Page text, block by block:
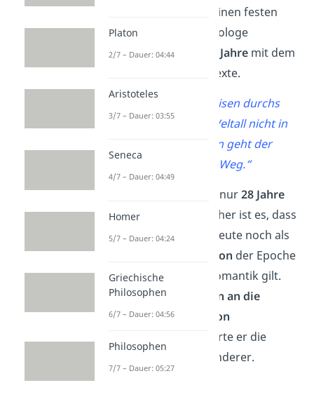
. Neben seinen festen
Berufen als Jurist und Geologe
verbrachte er aktiv nur
4 Jahre mit dem
Schreiben literarischer Texte.
„Wir träumen von Reisen durchs
Weltall: Ist denn das Weltall nicht in
uns? […] Nach innen geht der
geheimnisvolle Weg.“
Novalis starb jung, als er nur28 Jahre
alt war. Um so erstaunlicher ist es, dass
er mit seinem Portfolio heute noch als
die
einflussreichste Person der Epoche
der Frühromantik und Romantik gilt.
Mit den Werken „
Hymnen an die
Nacht“ oder „Heinrich von
“ symbolisierte er die
Frühromantik wie kein anderer.
Platon
2/7 – Dauer: 04:44
Aristoteles
3/7 – Dauer: 03:55
Seneca
4/7 – Dauer: 04:49
Homer
5/7 – Dauer: 04:24
Griechische
Philosophen
6/7 – Dauer: 04:56
Philosophen
7/7 – Dauer: 05:27